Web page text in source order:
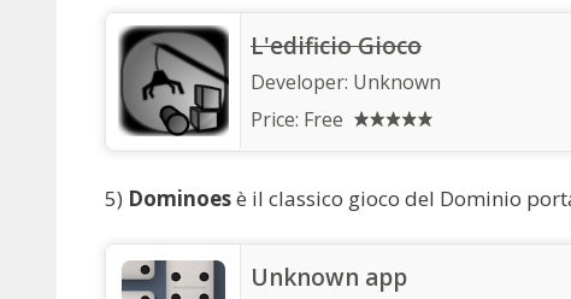
L'edificio Gioco
Developer: Unknown
Price: Free
5) Dominoesè il classico gioco del Dominio
Unknown app